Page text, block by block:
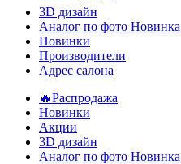
3D дизайн
Аналог по фото Новинка
Новинки
Производители
Адрес салона
🔥Распродажа
Новинки
Акции
3D дизайн
Аналог по фото Новинка